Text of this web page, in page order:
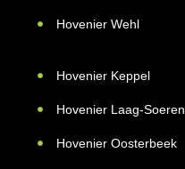
Hovenier Wehl
Hovenier Keppel
Hovenier Laag-Soeren
Hovenier Oosterbeek